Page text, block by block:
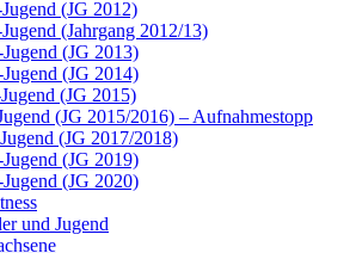
(JG 2012)
(Jahrgang 2012/13)
(JG 2013)
(JG 2014)
(JG 2015)
(JG 2015/2016) – Aufnahmestopp
(JG 2017/2018)
(JG 2019)
(JG 2020)
und Jugend